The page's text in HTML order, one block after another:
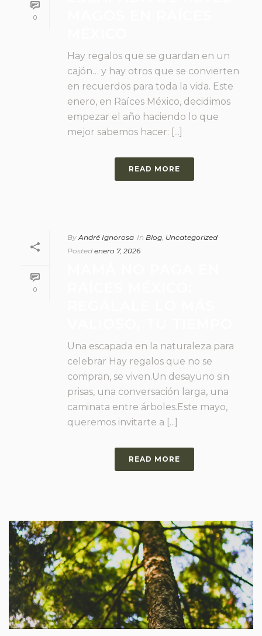
0
Hay regalos que se guardan en un
cajón… y hay otros que se convierten
en recuerdos para toda la vida. Este
enero, en Raíces México, decidimos
empezar el año haciendo lo que
mejor sabemos hacer: [...]
READ MORE
0
By André Ignorosa In Blog, Uncategorized
Posted enero 7, 2026
Una escapada en la naturaleza para
celebrar Hay regalos que no se
compran, se viven.Un desayuno sin
prisas, una conversación larga, una
caminata entre árboles.Este mayo,
queremos invitarte a [...]
READ MORE